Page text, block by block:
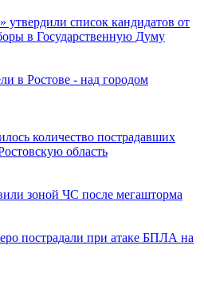
утвердили список кандидатов от
в Государственную Думу
в Ростове - над городом
количество пострадавших
область
зоной ЧС после мегашторма
пострадали при атаке БПЛА на